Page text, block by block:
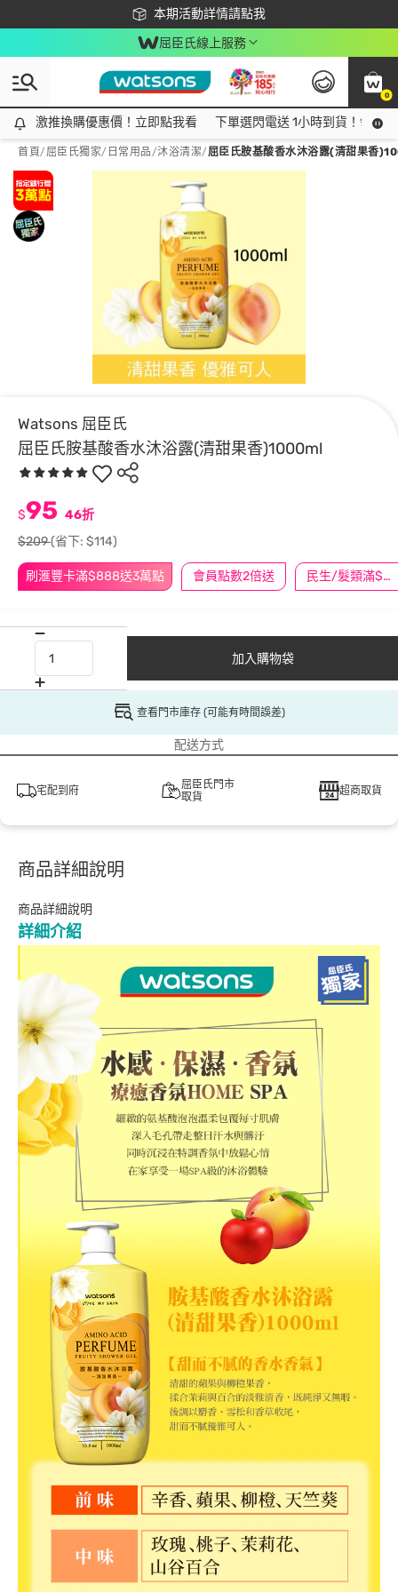
本期活動詳情請點我
下載app最高回饋$350
屈臣氏線上服務
0
激推換購優惠價！立即點我看
激推換購優惠價！立即點我看 下單選閃電送 1小時到貨！領神
首頁/ 屈臣氏獨家/ 日常用品/沐浴清潔/屈臣氏胺基酸香水沐浴露(清甜果香
Watsons 屈臣氏
屈臣氏胺基酸香水沐浴露(清甜果香)1000ml
刷滙豐卡滿$888送3萬點 會員點數2倍送 民生/髮類滿$388送舒潔冰巾
$95 46折
$209(省下: $114)
加入購物袋
查看門市庫存 (可能有時間誤差)
配送方式
宅配到府
屈臣氏門市
取貨
超商取貨
商品詳細說明
商品詳細說明
詳細介紹